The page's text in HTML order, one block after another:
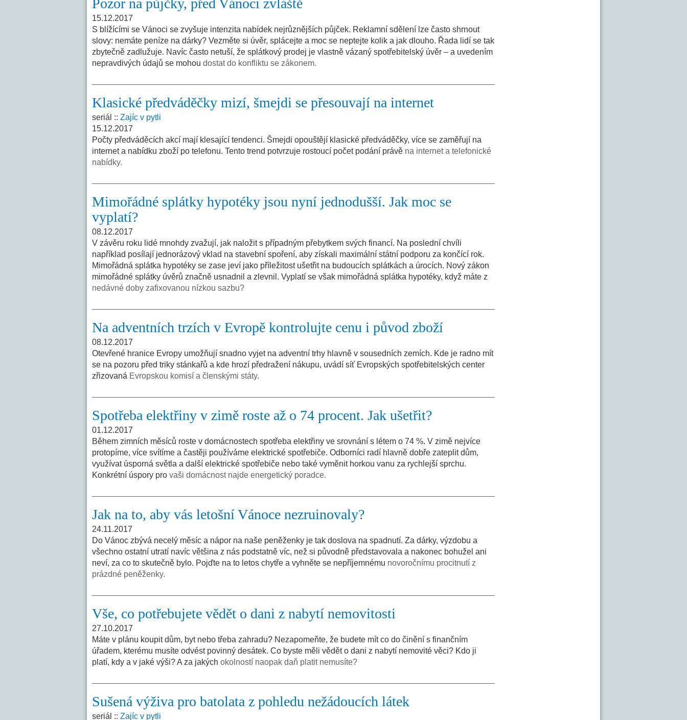
Pozor na půjčky, před Vánoci zvláště
15.12.2017
S blížícími se Vánoci se zvyšuje intenzita nabídek nejrůznějších půjček. Reklamní sdělení lze často shrnout
slovy: nemáte peníze na dárky? Vezměte si úvěr, splácejte a moc se neptejte kolik a jak dlouho. Řada lidí se tak
zbytečně zadlužuje. Navíc často netuší, že splátkový prodej je vlastně vázaný spotřebitelský úvěr – a uvedením
nepravdivých údajů se mohou dostat do konfliktu se zákonem.
Klasické předváděčky mizí, šmejdi se přesouvají na internet
seriál :: Zajíc v pytli
15.12.2017
Počty předváděcích akcí mají klesající tendenci. Šmejdi opouštějí klasické předváděčky, více se zaměřují na
internet a nabídku zboží po telefonu. Tento trend potvrzuje rostoucí počet podání právě na internet a telefonické
nabídky.
Mimořádné splátky hypotéky jsou nyní jednodušší. Jak moc se
vyplatí?
08.12.2017
V závěru roku lidé mnohdy zvažují, jak naložit s případným přebytkem svých financí. Na poslední chvíli
například posílají jednorázový vklad na stavební spoření, aby získali maximální státní podporu za končící rok.
Mimořádná splátka hypotéky se zase jeví jako příležitost ušetřit na budoucích splátkách a úrocích. Nový zákon
mimořádné splátky úvěrů značně usnadnil a zlevnil. Vyplatí se však mimořádná splátka hypotéky, když máte z
nedávné doby zafixovanou nízkou sazbu?
Na adventních trzích v Evropě kontrolujte cenu i původ zboží
08.12.2017
Otevřené hranice Evropy umožňují snadno vyjet na adventní trhy hlavně v sousedních zemích. Kde je radno mít
se na pozoru před triky stánkařů a kde hrozí předražení nákupu, uvádí síť Evropských spotřebitelských center
zřizovaná Evropskou komisí a členskými státy.
Spotřeba elektřiny v zimě roste až o 74 procent. Jak ušetřit?
01.12.2017
Během zimních měsíců roste v domácnostech spotřeba elektřiny ve srovnání s létem o 74 %. V zimě nejvíce
protopíme, více svítíme a častěji používáme elektrické spotřebiče. Odborníci radí hlavně dobře zateplit dům,
využívat úsporná světla a další elektrické spotřebiče nebo také vyměnit horkou vanu za rychlejší sprchu.
Konkrétní úspory pro vaši domácnost najde energetický poradce.
Jak na to, aby vás letošní Vánoce nezruinovaly?
24.11.2017
Do Vánoc zbývá necelý měsíc a nápor na naše peněženky je tak doslova na spadnutí. Za dárky, výzdobu a
všechno ostatní utratí navíc většina z nás podstatně víc, než si původně představovala a nakonec bohužel ani
neví, za co to skutečně bylo. Pojďte na to letos chytře a vyhněte se nepříjemnému novoročnímu procitnutí z
prázdné peněženky.
Vše, co potřebujete vědět o dani z nabytí nemovitosti
27.10.2017
Máte v plánu koupit dům, byt nebo třeba zahradu? Nezapomeňte, že budete mít co do činění s finančním
úřadem, kterému musíte odvést povinný desátek. Co byste měli vědět o dani z nabytí nemovité věci? Kdo ji
platí, kdy a v jaké výši? A za jakých okolností naopak daň platit nemusíte?
Sušená výživa pro batolata z pohledu nežádoucích látek
seriál :: Zajíc v pytli